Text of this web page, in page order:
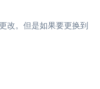
改。但是如果要更换到